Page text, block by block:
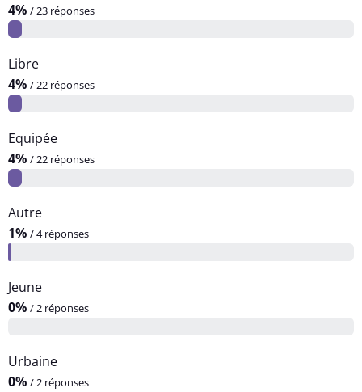
4% / 23 réponses
Libre
4% / 22 réponses
Equipée
4% / 22 réponses
Autre
1% / 4 réponses
Jeune
0% / 2 réponses
Urbaine
0% / 2 réponses